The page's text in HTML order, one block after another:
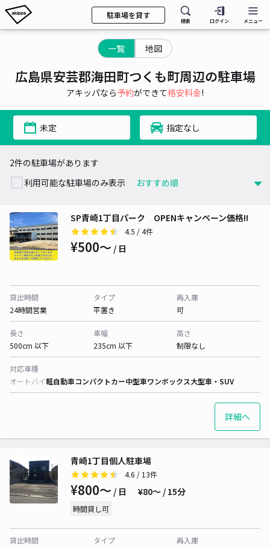
駐車場を貸す
検索 ログイン メニュー
一覧 地図
広島県安芸郡海田町つくも町周辺の駐車場
アキッパなら予約ができて格安料金!
未定 指定なし
2件の駐車場があります
利用可能な駐車場のみ表示
SP青崎1丁目パーク OPENキャンペーン価格!!
4.5 / 4件
¥500〜 / 日
貸出時間
24時間営業
タイプ
平置き
再入庫
可
長さ
500cm 以下
車幅
235cm 以下
高さ
制限なし
対応車種
オートバイ軽自動車コンパクトカー中型車ワンボックス大型車・SUV
詳細へ
青崎1丁目個人駐車場
4.6 / 13件
¥800〜 / 日 ¥80〜 / 15分
時間貸し可
貸出時間
タイプ
再入庫